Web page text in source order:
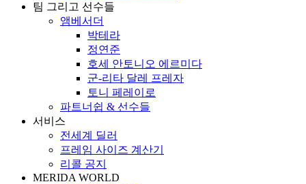
팀 그리고 선수들
앰베서더
박테라
정연준
호세 안토니오 에르미다
군-리타 달레 프레자
토니 페레이로
파트너쉽 & 선수들
서비스
전세계 딜러
프레임 사이즈 계산기
리콜 공지
MERIDA WORLD